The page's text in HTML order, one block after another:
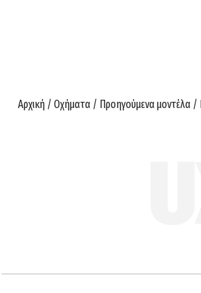
Αρχική / Οχήματα / Προηγούμενα μοντέλα /